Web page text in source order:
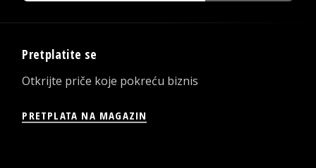
Pretplatite se
Otkrijte priče koje pokreću biznis
PRETPLATA NA MAGAZIN